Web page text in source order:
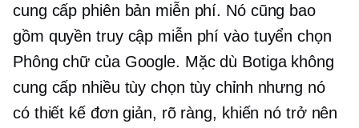
cung cấp phiên bản miễn phí. Nó cũng bao
gồm quyền truy cập miễn phí vào tuyển chọn
Phông chữ của Google. Mặc dù Botiga không
cung cấp nhiều tùy chọn tùy chỉnh nhưng nó
có thiết kế đơn giản, rõ ràng, khiến nó trở nên